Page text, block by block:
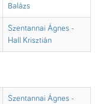
Balázs
Szentannai Ágnes -
Hall Krisztián
Szentannai Ágnes -